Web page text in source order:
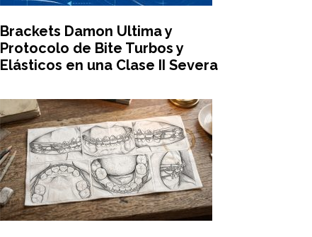
Brackets Damon Ultima y
Protocolo de Bite Turbos y
Elásticos en una Clase II Severa